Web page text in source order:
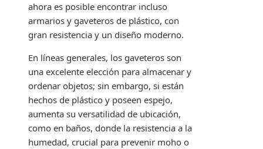
ahora es posible encontrar incluso
armarios y gaveteros de plástico, con
gran resistencia y un diseño moderno.
En líneas generales, los gaveteros son
una excelente elección para almacenar y
ordenar objetos; sin embargo, si están
hechos de plástico y poseen espejo,
aumenta su versatilidad de ubicación,
como en baños, donde la resistencia a la
humedad, crucial para prevenir moho o